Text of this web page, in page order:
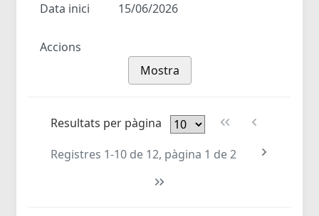
Data inici 15/06/2026
Accions
Mostra
Resultats per pàgina
Registres 1-10 de 12, pàgina 1 de 2